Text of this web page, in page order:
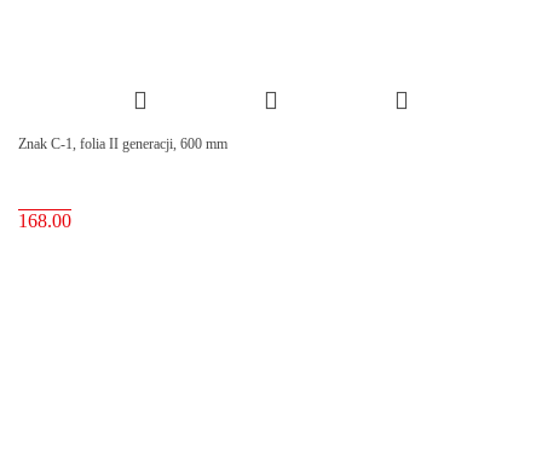
Znak C-1, folia II generacji, 600 mm
168.00